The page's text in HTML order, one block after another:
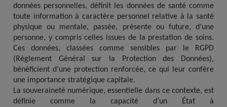
données personnelles, définit les données de santé comme
toute information à caractère personnel relative à la santé
physique ou mentale, passée, présente ou future, d’une
personne, y compris celles issues de la prestation de soins.
Ces données, classées comme sensibles par le RGPD
(Règlement Général sur la Protection des Données),
bénéficient d’une protection renforcée, ce qui leur confère
une importance stratégique capitale.
La souveraineté numérique, essentielle dans ce contexte, est
définie comme la capacité d’un État à